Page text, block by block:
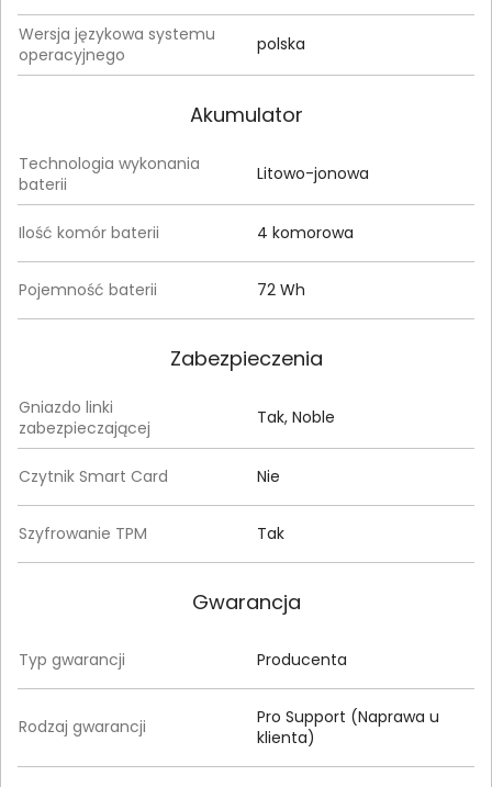
Wersja językowa systemu
operacyjnego
polska
Akumulator
Technologia wykonania
baterii
Litowo-jonowa
Ilość komór baterii 4 komorowa
Pojemność baterii 72 Wh
Zabezpieczenia
Gniazdo linki
zabezpieczającej
Tak, Noble
Czytnik Smart Card Nie
Szyfrowanie TPM Tak
Gwarancja
Typ gwarancji Producenta
Rodzaj gwarancji
Pro Support (Naprawa u
klienta)